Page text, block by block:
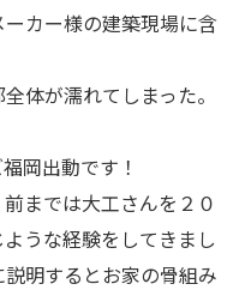
カー様の建築現場に含
体が濡れてしまった。
岡出動です！
までは大工さんを２０
うな経験をしてきまし
明するとお家の骨組み